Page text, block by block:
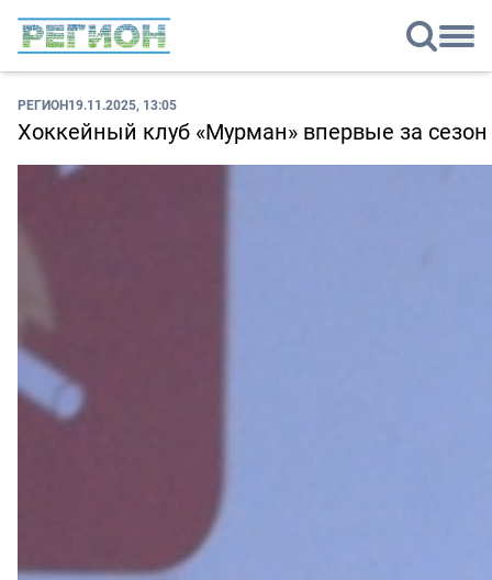
РЕГИОН19.11.2025, 13:05
Хоккейный клуб «Мурман» впервые за